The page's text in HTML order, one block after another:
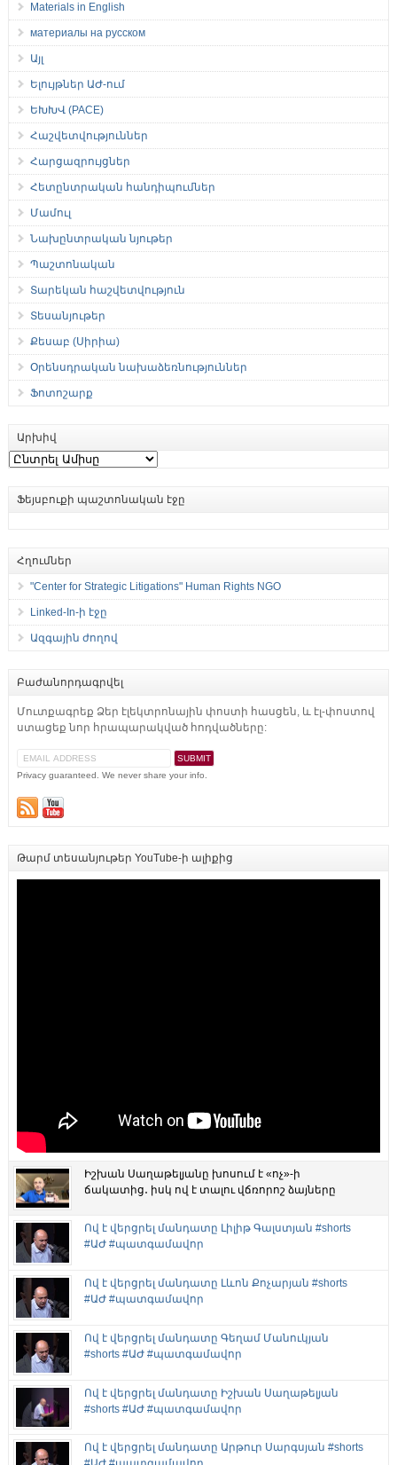
Materials in English
материалы на русском
Այլ
Ելույթներ ԱԺ-ում
ԵԽԽՎ (PACE)
Հաշվետվություններ
Հարցազրույցներ
Հետընտրական հանդիպումներ
Մամուլ
Նախընտրական նյութեր
Պաշտոնական
Տարեկան հաշվետվություն
Տեսանյութեր
Քեսաբ (Սիրիա)
Օրենսդրական նախաձեռնություններ
Ֆոտոշարք
Արխիվ
Արխիվ
Ֆեյսբուքի պաշտոնական էջը
Հղումներ
"Center for Strategic Litigations" Human Rights NGO
Linked-In-ի էջը
Ազգային ժողով
Բաժանորդագրվել
Մուտքագրեք Ձեր էլեկտրոնային փոստի հասցեն, և էլ-փոստով
ստացեք նոր հրապարակված հոդվածները:
Privacy guaranteed. We never share your info.
Թարմ տեսանյութեր YouTube-ի ալիքից
Իշխան Սաղաթելյանը խոսում է «ոչ»-ի
ճակատից․ իսկ ով է տալու վճռորոշ ձայները
Ով է վերցրել մանդատը Լիլիթ Գալստյան #shorts
#ԱԺ #պատգամավոր
Ով է վերցրել մանդատը Լևոն Քոչարյան #shorts
#ԱԺ #պատգամավոր
Ով է վերցրել մանդատը Գեղամ Մանուկյան
#shorts #ԱԺ #պատգամավոր
Ով է վերցրել մանդատը Իշխան Սաղաթելյան
#shorts #ԱԺ #պատգամավոր
Ով է վերցրել մանդատը Արթուր Սարգսյան #shorts